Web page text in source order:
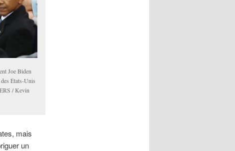
Joe Biden
États-Unis
/ Kevin
mais
un